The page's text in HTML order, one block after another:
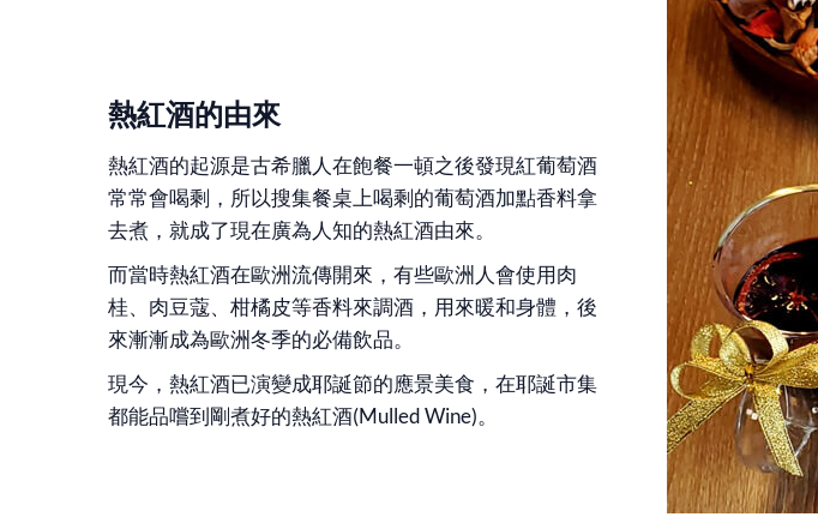
熱紅酒的由來
熱紅酒的起源是古希臘人在飽餐一頓之後發現紅葡萄酒
常常會喝剩，所以搜集餐桌上喝剩的葡萄酒加點香料拿
去煮，就成了現在廣為人知的熱紅酒由來。
而當時熱紅酒在歐洲流傳開來，有些歐洲人會使用肉
桂、肉豆蔻、柑橘皮等香料來調酒，用來暖和身體，後
來漸漸成為歐洲冬季的必備飲品。
現今，熱紅酒已演變成耶誕節的應景美食，在耶誕市集
都能品嚐到剛煮好的熱紅酒(Mulled Wine)。